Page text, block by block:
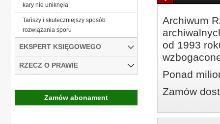
Archiwum
od 1993
Ponad
Zamów
kary nie uniknęła
Tańszy i skuteczniejszy sposób
rozwiązania sporu
EKSPERT KSIĘGOWEGO
RZECZ O PRAWIE
Zamów abonament